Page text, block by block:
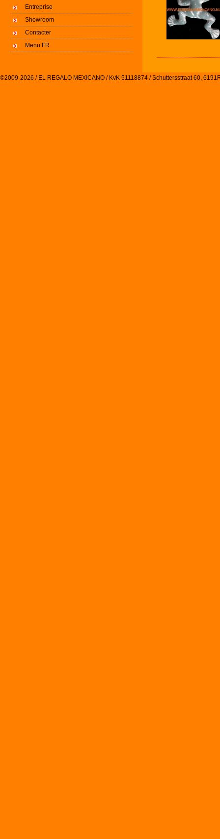
Entreprise
Showroom
Contacter
Menu FR
©2009-2026 / EL REGALO MEXICANO / KvK 51118874 / Schuttersstraat 60,